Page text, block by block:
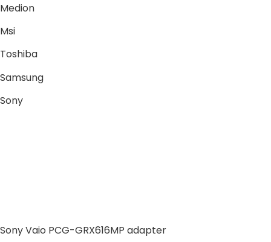
Medion
Msi
Toshiba
Samsung
Sony
Sony Vaio PCG-GRX616MP adapter